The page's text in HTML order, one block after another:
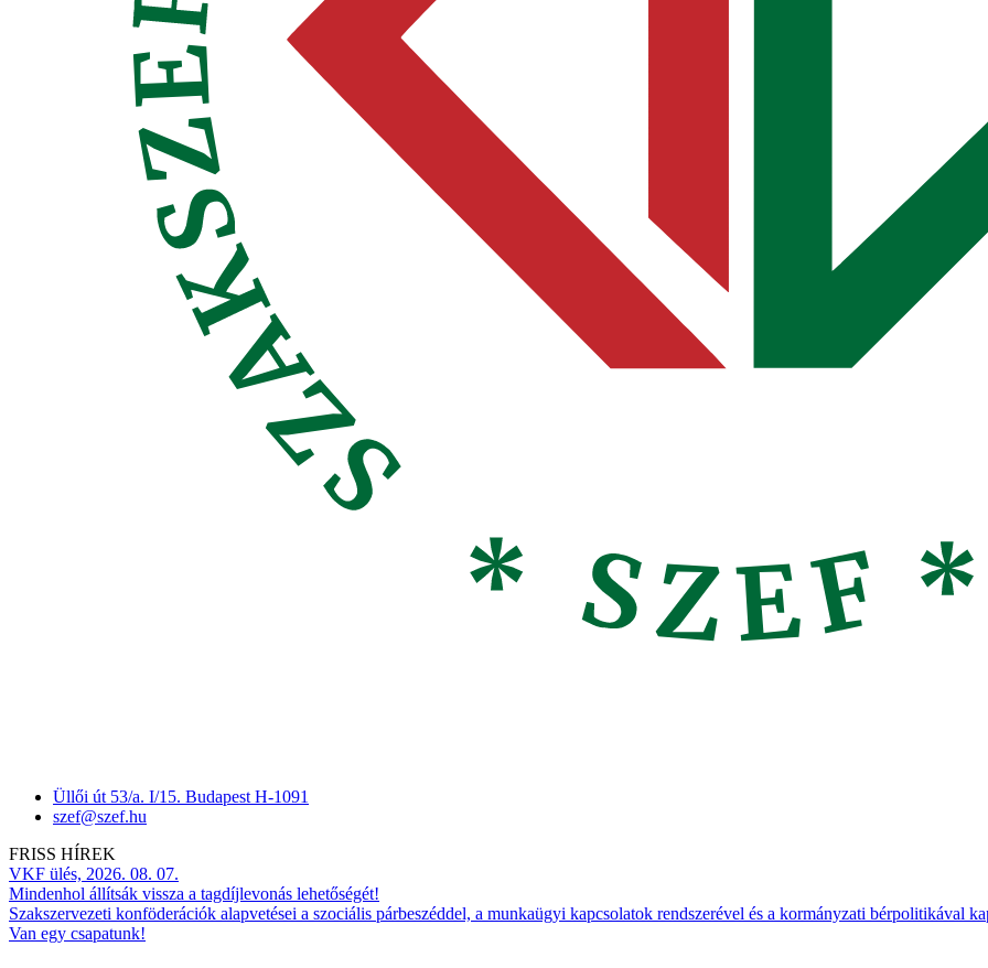
Üllői út 53/a. I/15. Budapest H-1091
szef@szef.hu
FRISS HÍREK
VKF ülés, 2026. 08. 07.
Mindenhol állítsák vissza a tagdíjlevonás lehetőségét!
Szakszervezeti konföderációk alapvetései a szociális párbeszéddel, a munkaügyi kapcsolatok rendszerével és a kormányzati bérpolitikával
Van egy csapatunk!